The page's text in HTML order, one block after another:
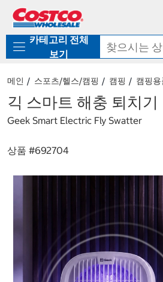
로
기
가
카테고리 전체
보기
메인 스포츠/헬스/캠핑 캠핑 캠핑용
긱 스마트 해충 퇴치기
Geek Smart Electric Fly Swatter
상품 #692704